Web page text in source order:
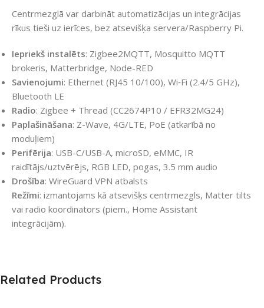
Centrmezglā var darbināt automatizācijas un integrācijas
rīkus tieši uz ierīces, bez atsevišķa servera/Raspberry Pi.
Iepriekš instalēts: Zigbee2MQTT, Mosquitto MQTT
brokeris, Matterbridge, Node-RED
Savienojumi: Ethernet (RJ45 10/100), Wi‑Fi (2.4/5 GHz),
Bluetooth LE
Radio: Zigbee + Thread (CC2674P10 / EFR32MG24)
Paplašināšana: Z-Wave, 4G/LTE, PoE (atkarībā no
moduļiem)
Perifērija: USB-C/USB-A, microSD, eMMC, IR
raidītājs/uztvērējs, RGB LED, pogas, 3.5 mm audio
Drošība: WireGuard VPN atbalsts
Režīmi: izmantojams kā atsevišķs centrmezgls, Matter tilts
vai radio koordinators (piem., Home Assistant
integrācijām).
Related Products